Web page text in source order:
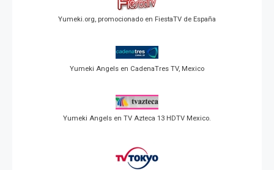
Yumeki.org, promocionado en FiestaTV de España
Yumeki Angels en CadenaTres TV, Mexico
Yumeki Angels en TV Azteca 13 HDTV Mexico.